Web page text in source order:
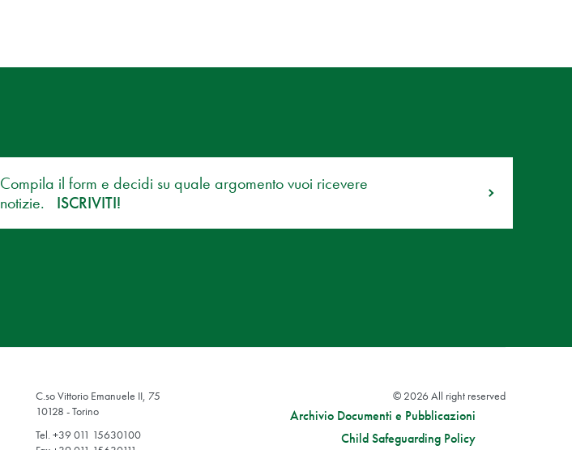
Compila il form e decidi su quale argomento vuoi ricevere
notizie.
ISCRIVITI!
C.so Vittorio Emanuele II, 75
10128 - Torino
Tel. +39 011 15630100
© 2026 All right reserved
Archivio Documenti e Pubblicazioni
Child Safeguarding Policy